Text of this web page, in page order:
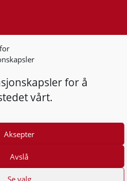
for å
vårt.
Aksepter
Avslå
Se valg
Tilgjengelighetserklæring